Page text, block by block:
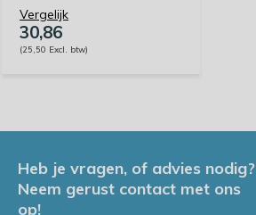
Vergelijk
30,86
(25,50 Excl. btw)
Heb je vragen, of advies nodig?
Neem gerust contact met ons
op!